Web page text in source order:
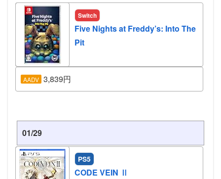
Switch
Five Nights at Freddy’s: Into The
Pit
AADV 3,839円
01/29
PS5
CODE VEIN Ⅱ